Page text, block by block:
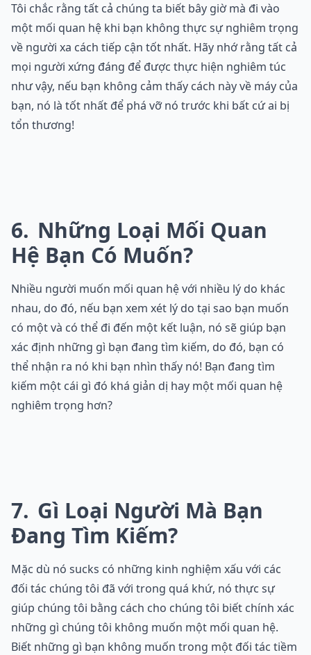
Tôi chắc rằng tất cả chúng ta biết bây giờ mà đi vào
một mối quan hệ khi bạn không thực sự nghiêm trọng
về người xa cách tiếp cận tốt nhất. Hãy nhớ rằng tất cả
mọi người xứng đáng để được thực hiện nghiêm túc
như vậy, nếu bạn không cảm thấy cách này về máy của
bạn, nó là tốt nhất để phá vỡ nó trước khi bất cứ ai bị
tổn thương!
6 Những Loại Mối Quan
Hệ Bạn Có Muốn?
Nhiều người muốn mối quan hệ với nhiều lý do khác
nhau, do đó, nếu bạn xem xét lý do tại sao bạn muốn
có một và có thể đi đến một kết luận, nó sẽ giúp bạn
xác định những gì bạn đang tìm kiếm, do đó, bạn có
thể nhận ra nó khi bạn nhìn thấy nó! Bạn đang tìm
kiếm một cái gì đó khá giản dị hay một mối quan hệ
nghiêm trọng hơn?
7 Gì Loại Người Mà Bạn
Đang Tìm Kiếm?
Mặc dù nó sucks có những kinh nghiệm xấu với các
đối tác chúng tôi đã với trong quá khứ, nó thực sự
giúp chúng tôi bằng cách cho chúng tôi biết chính xác
những gì chúng tôi không muốn một mối quan hệ.
Biết những gì bạn không muốn trong một đối tác tiềm